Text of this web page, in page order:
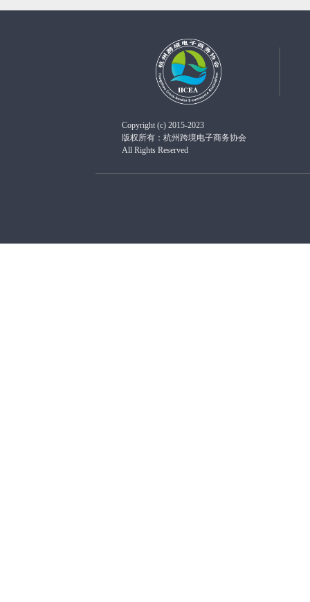
Copyright (c) 2015-2023
版权所有：杭州跨境电子商务协会
All Rights Reserved